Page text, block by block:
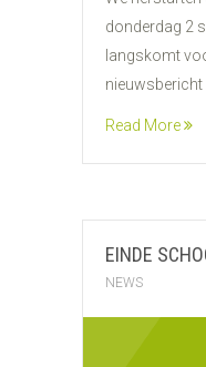
donderdag 2
langskomt
nieuwsbericht
Read More
EINDE
NEWS